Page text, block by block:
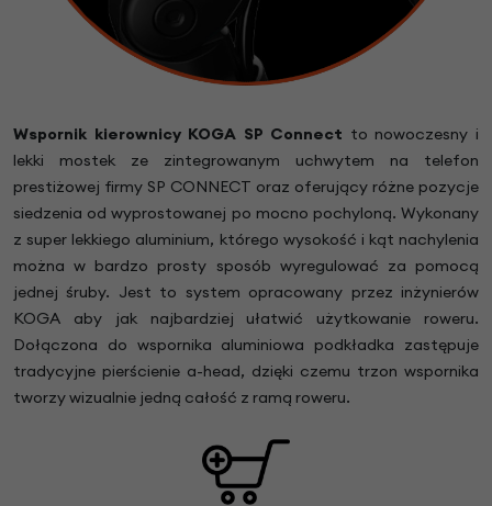
Wspornik kierownicy KOGA SP Connect to nowoczesny i
lekki mostek ze zintegrowanym uchwytem na telefon
prestiżowej firmy SP CONNECT oraz oferujący różne pozycje
siedzenia od wyprostowanej po mocno pochyloną. Wykonany
z super lekkiego aluminium, którego wysokość i kąt nachylenia
można w bardzo prosty sposób wyregulować za pomocą
jednej śruby. Jest to system opracowany przez inżynierów
KOGA aby jak najbardziej ułatwić użytkowanie roweru.
Dołączona do wspornika aluminiowa podkładka zastępuje
tradycyjne pierścienie a-head, dzięki czemu trzon wspornika
tworzy wizualnie jedną całość z ramą roweru.